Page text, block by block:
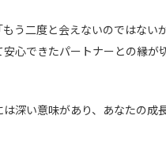
う二度と会えないのではない
心できたパートナーとの縁が
深い意味があり、あなたの成